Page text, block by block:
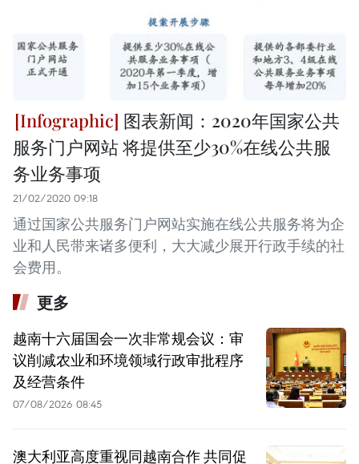
图表新闻：2020年国家公共
服务门户网站 将提供至少30%在线公共服
务业务事项
21/02/2020 09:18
通过国家公共服务门户网站实施在线公共服务将为企
业和人民带来诸多便利，大大减少展开行政手续的社
会费用。
更多
越南十六届国会一次非常规会议：审
议削减农业和环境领域行政审批程序
及经营条件
07/08/2026 08:45
澳大利亚高度重视同越南合作 共同促